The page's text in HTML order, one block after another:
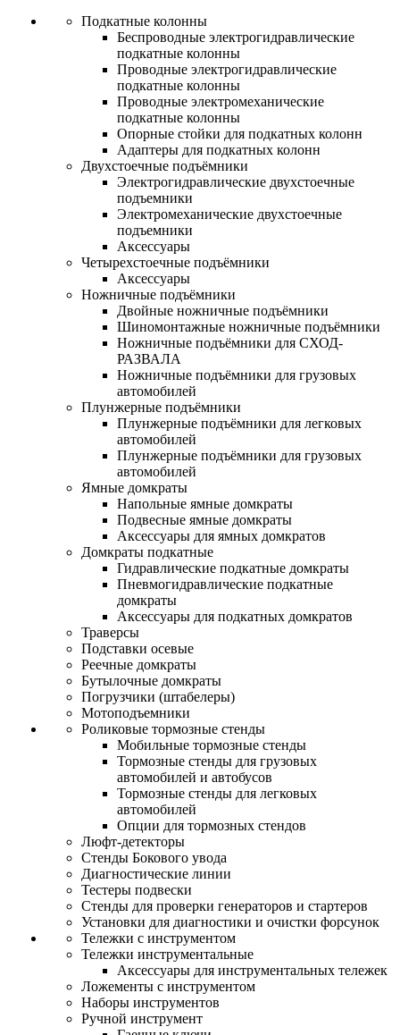
Подкатные колонны
Беспроводные электрогидравлические
подкатные колонны
Проводные электрогидравлические
подкатные колонны
Проводные электромеханические
подкатные колонны
Опорные стойки для подкатных колонн
Адаптеры для подкатных колонн
Двухстоечные подъёмники
Электрогидравлические двухстоечные
подъемники
Электромеханические двухстоечные
подъемники
Аксессуары
Четырехстоечные подъёмники
Аксессуары
Ножничные подъёмники
Двойные ножничные подъёмники
Шиномонтажные ножничные подъёмники
Ножничные подъёмники для СХОД-
РАЗВАЛА
Ножничные подъёмники для грузовых
автомобилей
Плунжерные подъёмники
Плунжерные подъёмники для легковых
автомобилей
Плунжерные подъёмники для грузовых
автомобилей
Ямные домкраты
Напольные ямные домкраты
Подвесные ямные домкраты
Аксессуары для ямных домкратов
Домкраты подкатные
Гидравлические подкатные домкраты
Пневмогидравлические подкатные
домкраты
Аксессуары для подкатных домкратов
Траверсы
Подставки осевые
Реечные домкраты
Бутылочные домкраты
Погрузчики (штабелеры)
Мотоподъемники
Роликовые тормозные стенды
Мобильные тормозные стенды
Тормозные стенды для грузовых
автомобилей и автобусов
Тормозные стенды для легковых
автомобилей
Опции для тормозных стендов
Люфт-детекторы
Стенды Бокового увода
Диагностические линии
Тестеры подвески
Стенды для проверки генераторов и стартеров
Установки для диагностики и очистки форсунок
Тележки с инструментом
Тележки инструментальные
Аксессуары для инструментальных тележек
Ложементы с инструментом
Наборы инструментов
Ручной инструмент